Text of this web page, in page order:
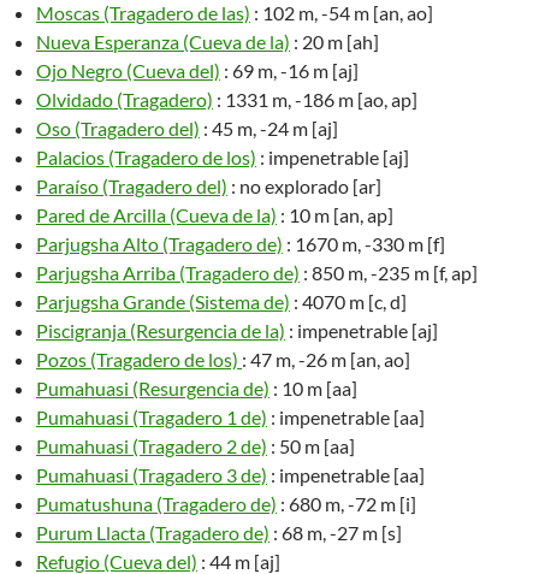
Moscas (Tragadero de las) : 102 m, -54 m [an, ao]
Nueva Esperanza (Cueva de la) : 20 m [ah]
Ojo Negro (Cueva del) : 69 m, -16 m [aj]
Olvidado (Tragadero) : 1331 m, -186 m [ao, ap]
Oso (Tragadero del) : 45 m, -24 m [aj]
Palacios (Tragadero de los) : impenetrable [aj]
Paraíso (Tragadero del) : no explorado [ar]
Pared de Arcilla (Cueva de la) : 10 m [an, ap]
Parjugsha Alto (Tragadero de) : 1670 m, -330 m [f]
Parjugsha Arriba (Tragadero de) : 850 m, -235 m [f, ap]
Parjugsha Grande (Sistema de) : 4070 m [c, d]
Piscigranja (Resurgencia de la) : impenetrable [aj]
Pozos (Tragadero de los) : 47 m, -26 m [an, ao]
Pumahuasi (Resurgencia de) : 10 m [aa]
Pumahuasi (Tragadero 1 de) : impenetrable [aa]
Pumahuasi (Tragadero 2 de) : 50 m [aa]
Pumahuasi (Tragadero 3 de) : impenetrable [aa]
Pumatushuna (Tragadero de) : 680 m, -72 m [i]
Purum Llacta (Tragadero de) : 68 m, -27 m [s]
Refugio (Cueva del) : 44 m [aj]